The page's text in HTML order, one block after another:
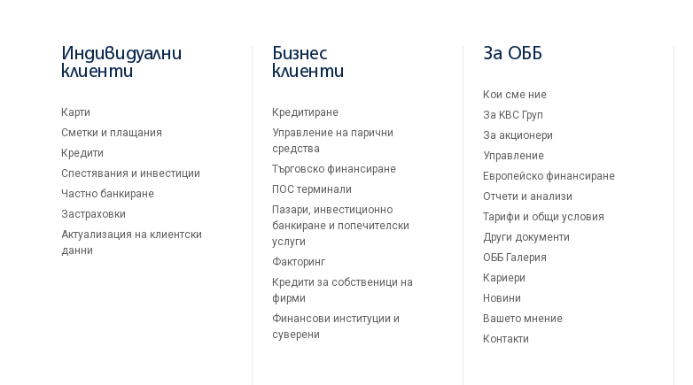
Индивидуални
клиенти
Карти
Сметки и плащания
Кредити
Спестявания и инвестиции
Частно банкиране
Застраховки
Актуализация на клиентски
данни
Бизнес
клиенти
Кредитиране
Управление на парични
средства
Търговско финансиране
ПОС терминали
Пазари, инвестиционно
банкиране и попечителски
услуги
Факторинг
Кредити за собственици на
фирми
Финансови институции и
суверени
За ОББ
Кои сме ние
За KBC Груп
За акционери
Управление
Европейско финансиране
Отчети и анализи
Тарифи и общи условия
Други документи
ОББ Галерия
Кариери
Новини
Вашето мнение
Контакти